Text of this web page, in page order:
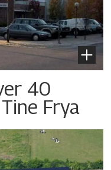
40
Frya